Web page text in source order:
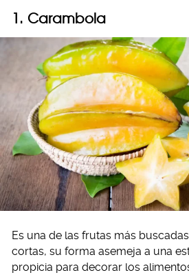
1. Carambola
Es una de las frutas más
cortas, su forma asemeja a una
propicia para decorar los